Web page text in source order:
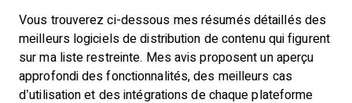
Vous trouverez ci-dessous mes résumés détaillés des
meilleurs logiciels de distribution de contenu qui figurent
sur ma liste restreinte. Mes avis proposent un aperçu
approfondi des fonctionnalités, des meilleurs cas
d’utilisation et des intégrations de chaque plateforme